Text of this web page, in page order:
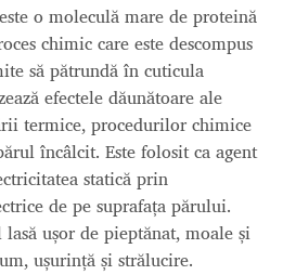
o moleculă mare de proteină
chimic care este descompus
să pătrundă în cuticula
efectele dăunătoare ale
termice, procedurilor chimice
încâlcit. Este folosit ca agent
statică prin
de pe suprafața părului.
ușor de pieptănat, moale și
ușurință și strălucire.